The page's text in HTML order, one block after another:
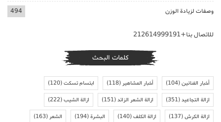
وصفات لزيادة الوزن 494
للاتصال بنا+212614999191
كلمات البحث
أخبار الفنانين(104) أخبار المشاهير(118) ابتسام تسكت(120)
ازالة التجاعيد(351) ازالة الشعر الزائد(151) ازالة الشيب(222)
ازالة الكرش(137) ازالة الكلف(140) البشرة(194) الشعر(163)